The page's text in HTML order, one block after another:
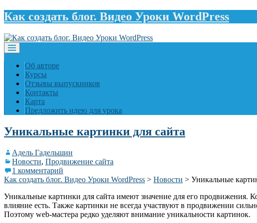
Как создать блог. Видео Уроки WordPress
Об авторе
Курсы
Отзывы выпускников
Контакты
Карта
Предложить идею для урока
Уникальные картинки для сайта
Адель Гадельшин
Новости, Продвижение сайта
1 комментарий
Как создать блог. Видео Уроки WordPress > Новости > Уникальные
Уникальные картинки для сайта имеют значение для его продвижения.
влияние есть. Также картинки не всегда участвуют в продвижении
Поэтому web-мастера редко уделяют внимание уникальности картинок.